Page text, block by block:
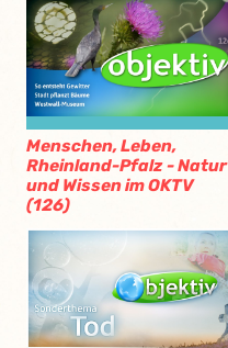
Menschen, Leben,
Rheinland-Pfalz - Natur
und Wissen im OKTV
(126)